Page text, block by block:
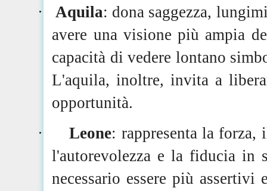
· Aquila: dona saggezza,
avere una visione più ampia
capacità di vedere lontano
L'aquila, inoltre, invita a
opportunità.
·
Leone: rappresenta la
l'autorevolezza e la fiducia in
necessario essere più